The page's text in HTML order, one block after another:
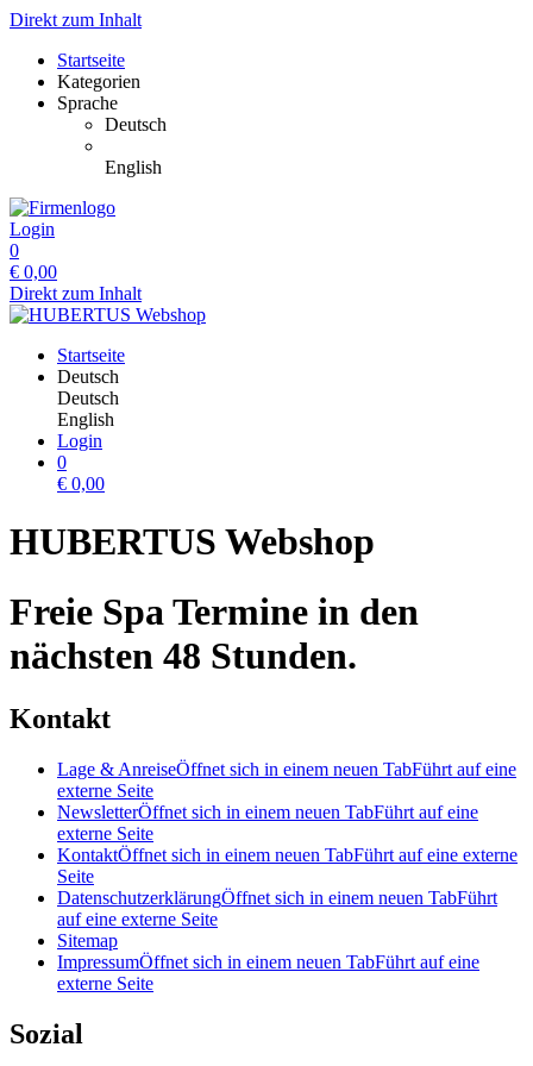
Direkt zum Inhalt
Startseite
Kategorien
Sprache
Deutsch
English
Login
0
€ 0,00
Direkt zum Inhalt
Startseite
Deutsch
Deutsch
English
Login
0
€ 0,00
HUBERTUS Webshop
Freie Spa Termine in den
nächsten 48 Stunden.
Kontakt
Lage & AnreiseÖffnet sich in einem neuen TabFührt auf eine
externe Seite
NewsletterÖffnet sich in einem neuen TabFührt auf eine
externe Seite
KontaktÖffnet sich in einem neuen TabFührt auf eine externe
Seite
DatenschutzerklärungÖffnet sich in einem neuen TabFührt
auf eine externe Seite
Sitemap
ImpressumÖffnet sich in einem neuen TabFührt auf eine
externe Seite
Sozial